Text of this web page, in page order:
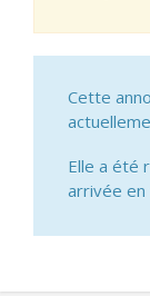
Cette
Elle a été
arrivée en